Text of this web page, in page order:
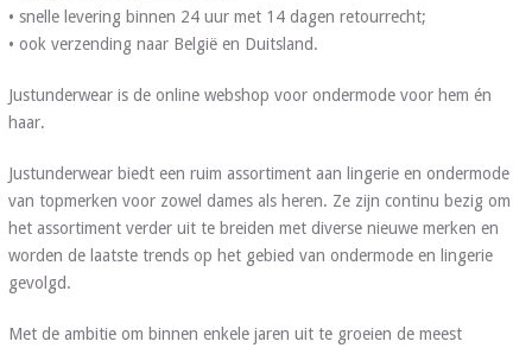
• snelle levering binnen 24 uur met 14 dagen retourrecht;
• ook verzending naar België en Duitsland.
Justunderwear is de online webshop voor ondermode voor hem én
haar.
Justunderwear biedt een ruim assortiment aan lingerie en ondermode
van topmerken voor zowel dames als heren. Ze zijn continu bezig om
het assortiment verder uit te breiden met diverse nieuwe merken en
worden de laatste trends op het gebied van ondermode en lingerie
gevolgd.
Met de ambitie om binnen enkele jaren uit te groeien de meest